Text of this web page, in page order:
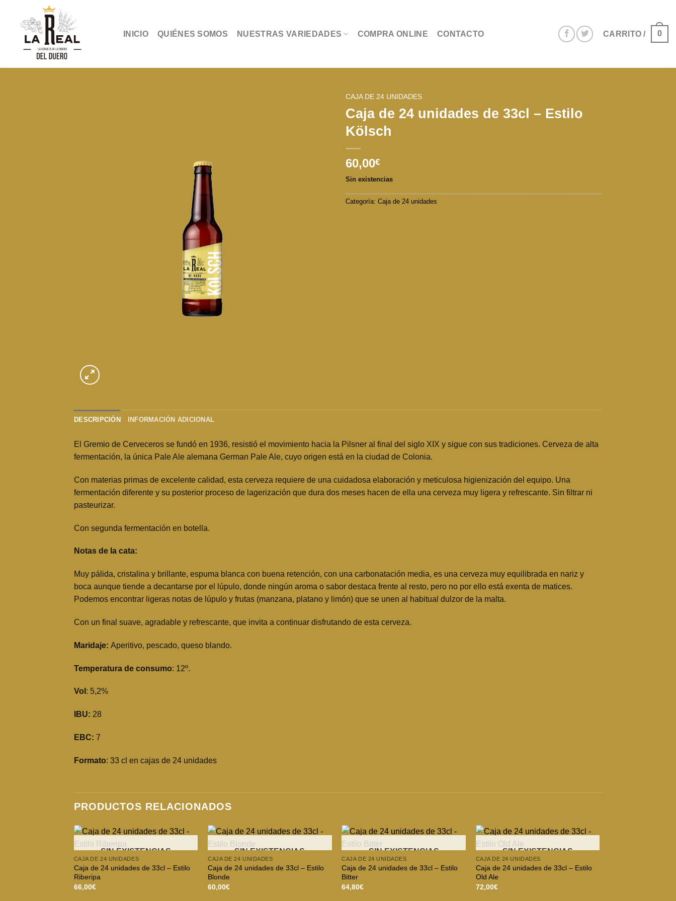
content
INICIO QUIÉNES SOMOS NUESTRAS VARIEDADES COMPRA ONLINE CONTACTO CARRITO / 0
CAJA DE 24 UNIDADES
Caja de 24 unidades de 33cl – Estilo
Kölsch
60,00€
Sin existencias
Categoría: Caja de 24 unidades
DESCRIPCIÓN INFORMACIÓN ADICIONAL
El Gremio de Cerveceros se fundó en 1936, resistió el movimiento hacia la Pilsner al final del siglo XIX y sigue con sus tradiciones. Cerveza de alta
fermentación, la única Pale Ale alemana German Pale Ale, cuyo origen está en la ciudad de Colonia.
Con materias primas de excelente calidad, esta cerveza requiere de una cuidadosa elaboración y meticulosa higienización del equipo. Una
fermentación diferente y su posterior proceso de lagerización que dura dos meses hacen de ella una cerveza muy ligera y refrescante. Sin filtrar ni
pasteurizar.
Con segunda fermentación en botella.
Notas de la cata:
Muy pálida, cristalina y brillante, espuma blanca con buena retención, con una carbonatación media, es una cerveza muy equilibrada en nariz y
boca aunque tiende a decantarse por el lúpulo, donde ningún aroma o sabor destaca frente al resto, pero no por ello está exenta de matices.
Podemos encontrar ligeras notas de lúpulo y frutas (manzana, platano y limón) que se unen al habitual dulzor de la malta.
Con un final suave, agradable y refrescante, que invita a continuar disfrutando de esta cerveza.
Maridaje: Aperitivo, pescado, queso blando.
Temperatura de consumo: 12º.
Vol : 5,2%
IBU: 28
EBC: 7
Formato: 33 cl en cajas de 24 unidades
PRODUCTOS RELACIONADOS
SIN EXISTENCIAS
CAJA DE 24 UNIDADES
Caja de 24 unidades de 33cl – Estilo
Riberipa
66,00€
SIN EXISTENCIAS
CAJA DE 24 UNIDADES
Caja de 24 unidades de 33cl – Estilo
Blonde
60,00€
SIN EXISTENCIAS
CAJA DE 24 UNIDADES
Caja de 24 unidades de 33cl – Estilo
Bitter
64,80€
SIN EXISTENCIAS
CAJA DE 24 UNIDADES
Caja de 24 unidades de 33cl – Estilo
Old Ale
72,00€